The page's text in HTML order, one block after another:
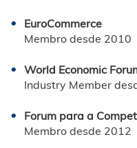
EuroCommerce
Membro desde 2010
World Economic
Industry Member
Forum para a
Membro desde 2012